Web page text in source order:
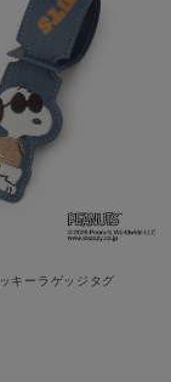
キーラゲッジタグ